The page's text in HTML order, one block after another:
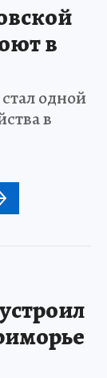
в
одной
в